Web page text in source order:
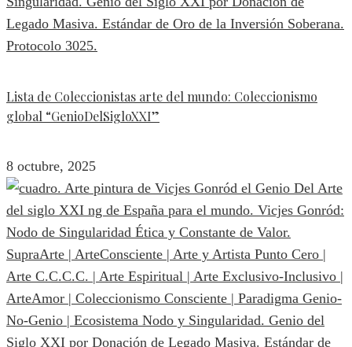
Lista de Coleccionistas arte del mundo: Coleccionismo
global “GenioDelSigloXXI”
8 octubre, 2025